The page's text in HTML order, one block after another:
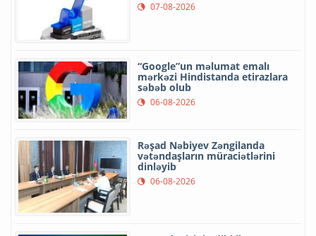
07-08-2026
“Google”un məlumat emalı
mərkəzi Hindistanda etirazlara
səbəb olub
06-08-2026
Rəşad Nəbiyev Zəngilanda
vətəndaşların müraciətlərini
dinləyib
06-08-2026